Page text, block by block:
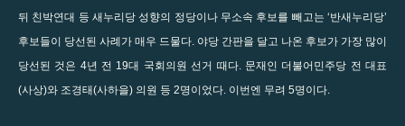
뒤 친박연대 등 새누리당 성향의 정당이나 무소속 후보를 빼고는 ‘반새누리당’
후보들이 당선된 사례가 매우 드물다. 야당 간판을 달고 나온 후보가 가장 많이
당선된 것은 4년 전 19대 국회의원 선거 때다. 문재인 더불어민주당 전 대표
(사상)와 조경태(사하을) 의원 등 2명이었다. 이번엔 무려 5명이다.